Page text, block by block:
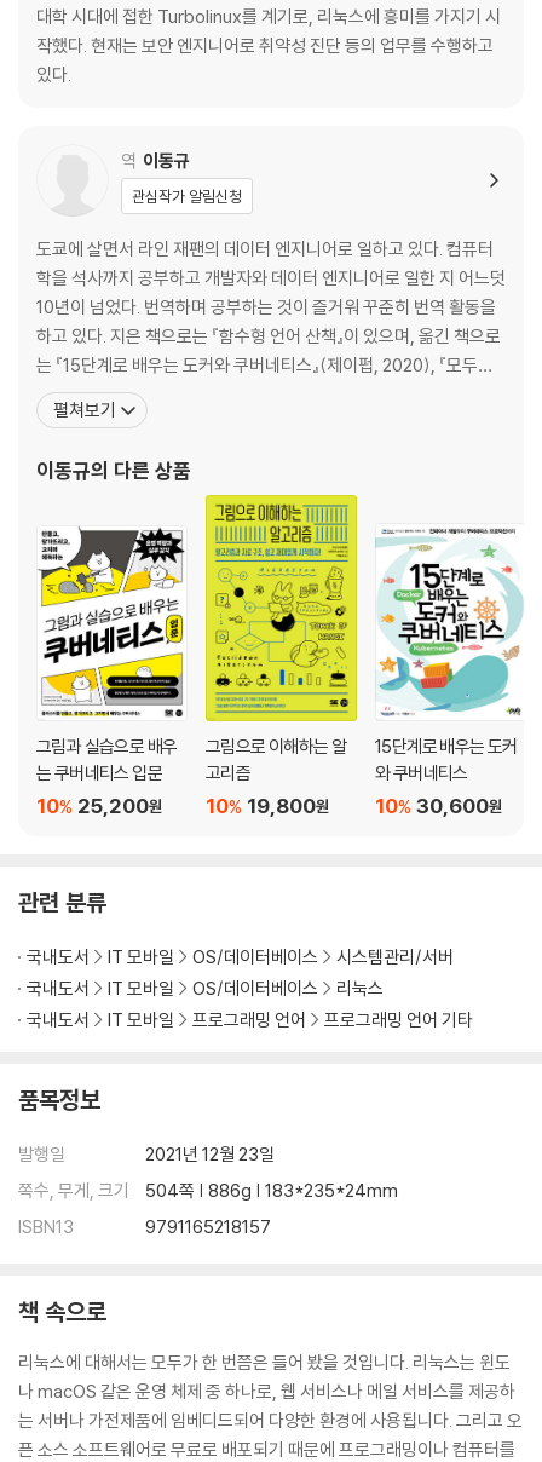
4.3 절대 경로와 상대 경로
4.4 디렉터리 이동
4.5 ls 명령어
5장 파일 조작의 기본
5.1 mkdir 명령어: 디렉터리 만들기
5.2 touch 명령어: 파일 만들기
5.3 rm과 rmdir: 파일과 디렉터리 삭제하기
5.4 cat 명령어: 파일 내용 출력하기
5.5 less 명령어: 스크롤 표시하기
5.6 cp 명령어: 파일과 디렉터리 복사하기
5.7 mv 명령어: 파일 이동하기
5.8 ln 명령어: 링크 만들기
6장 파일 검색 및 명령어 사용법
6.1 파일을 찾는 방법
6.2 명령어 사용법 확인하기
6.3 명령어 검색
6.4 한글 문서와 영어 문서
7장 텍스트 에디터
7.1 텍스트 파일과 바이너리 파일
7.2 Vim: 기본 에디터
7.3 파일 열기와 저장하기
7.7 그 외의 조작
7.9 도움말과 공식 문서
8장 배시 설정
8.1 alias
8.2 배시의 옵션
8.3 셸 변수
8.5 배시 설정 파일
9.1 파일의 소유자와 소유 그룹
9.2 파일의 퍼미션
9.3 슈퍼 사용자
10장 프로세스와 잡
대학 시대에 접한 Turbolinux를 계기로, 리눅스에 흥미를 가지기 시
작했다. 현재는 보안 엔지니어로 취약성 진단 등의 업무를 수행하고
있다.
역 이동규
관심작가 알림신청
도쿄에 살면서 라인 재팬의 데이터 엔지니어로 일하고 있다. 컴퓨터
학을 석사까지 공부하고 개발자와 데이터 엔지니어로 일한 지 어느덧
10년이 넘었다. 번역하며 공부하는 것이 즐거워 꾸준히 번역 활동을
하고 있다. 지은 책으로는 『함수형 언어 산책』이 있으며, 옮긴 책으로
는 『15단계로 배우는 도커와 쿠버네티스』(제이펍, 2020), 『모두를
위한 리눅스 프로그래밍』(제이펍, 2018), 『처음 만나는 파이썬』(제
이펍, 2017), 『자바스크립트와 Node.js를 이용한 웹 크롤링 테크
하는 알고리즘』(길벗
펼쳐보기
이동규의 다른 상품
그림과 실습으로 배우
는 쿠버네티스 입문
25,200원
10%
그림으로 이해하는 알
고리즘
19,800원
10%
15단계로 배우는 도커
와 쿠버네티스
30,600원
10%
관련 분류
국내도서 IT 모바일 OS/데이터베이스
시스템관리/서버
국내도서
IT 모바일 OS/데이터베이스
리눅스
국내도서
IT 모바일 프로그래밍 언어 프로그래밍 언어 기타
품목정보
발행일
2021년 12월 23일
쪽수, 무게, 크기
504쪽 | 886g | 183*235*24mm
ISBN13
9791165218157
책 속으로
리눅스에 대해서는 모두가 한 번쯤은 들어 봤을 것입니다. 리눅스는 윈도
나 macOS 같은 운영 체제 중 하나로, 웹 서비스나 메일 서비스를 제공하
는 서버나 가전제품에 임베디드되어 다양한 환경에 사용됩니다. 그리고 오
픈 소스 소프트웨어로 무료로 배포되기 때문에 프로그래밍이나 컴퓨터를